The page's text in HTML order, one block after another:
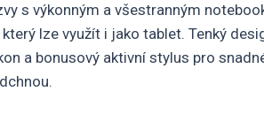
s výkonným a všestranným
lze využít i jako tablet. Tenký
a bonusový aktivní stylus pro